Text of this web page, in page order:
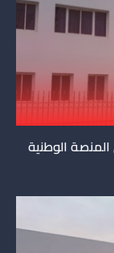
الوطنية